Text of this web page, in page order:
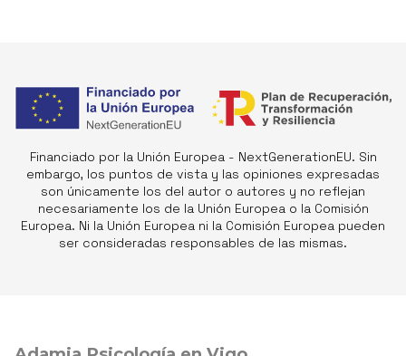
Financiado por la Unión Europea - NextGenerationEU. Sin
embargo, los puntos de vista y las opiniones expresadas
son únicamente los del autor o autores y no reflejan
necesariamente los de la Unión Europea o la Comisión
Europea. Ni la Unión Europea ni la Comisión Europea pueden
ser consideradas responsables de las mismas.